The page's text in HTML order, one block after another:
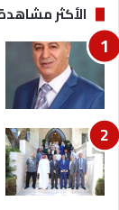
ش
ر
ي
ي
ن
ق
ب
ا
ل
الأكثر